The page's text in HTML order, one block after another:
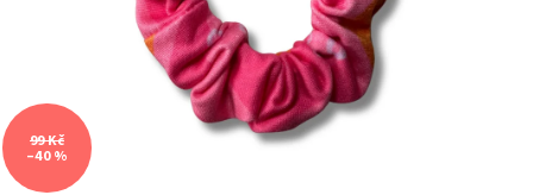
99 Kč
–40 %